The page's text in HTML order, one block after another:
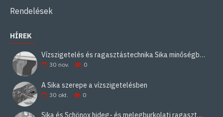
Rendelések
HÍREK
Vízszigetelés és ragasztástechnika Sika minőségben
30 nov. 0
A Sika szerepe a vízszigetelésben
30 okt. 0
Sika és Schönox hideg- és melegburkolati ragasztási rendszerek